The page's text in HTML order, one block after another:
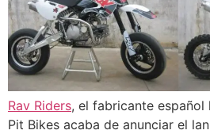
Rav Riders, el fabricante
Pit Bikes acaba de anunciar el